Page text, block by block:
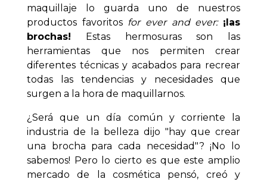
maquillaje lo guarda uno de nuestros
productos favoritos for ever and ever: ¡las
brochas! Estas hermosuras son las
herramientas que nos permiten crear
diferentes técnicas y acabados para recrear
todas las tendencias y necesidades que
surgen a la hora de maquillarnos.
¿Será que un día común y corriente la
industria de la belleza dijo "hay que crear
una brocha para cada necesidad"? ¡No lo
sabemos! Pero lo cierto es que este amplio
mercado de la cosmética pensó, creó y